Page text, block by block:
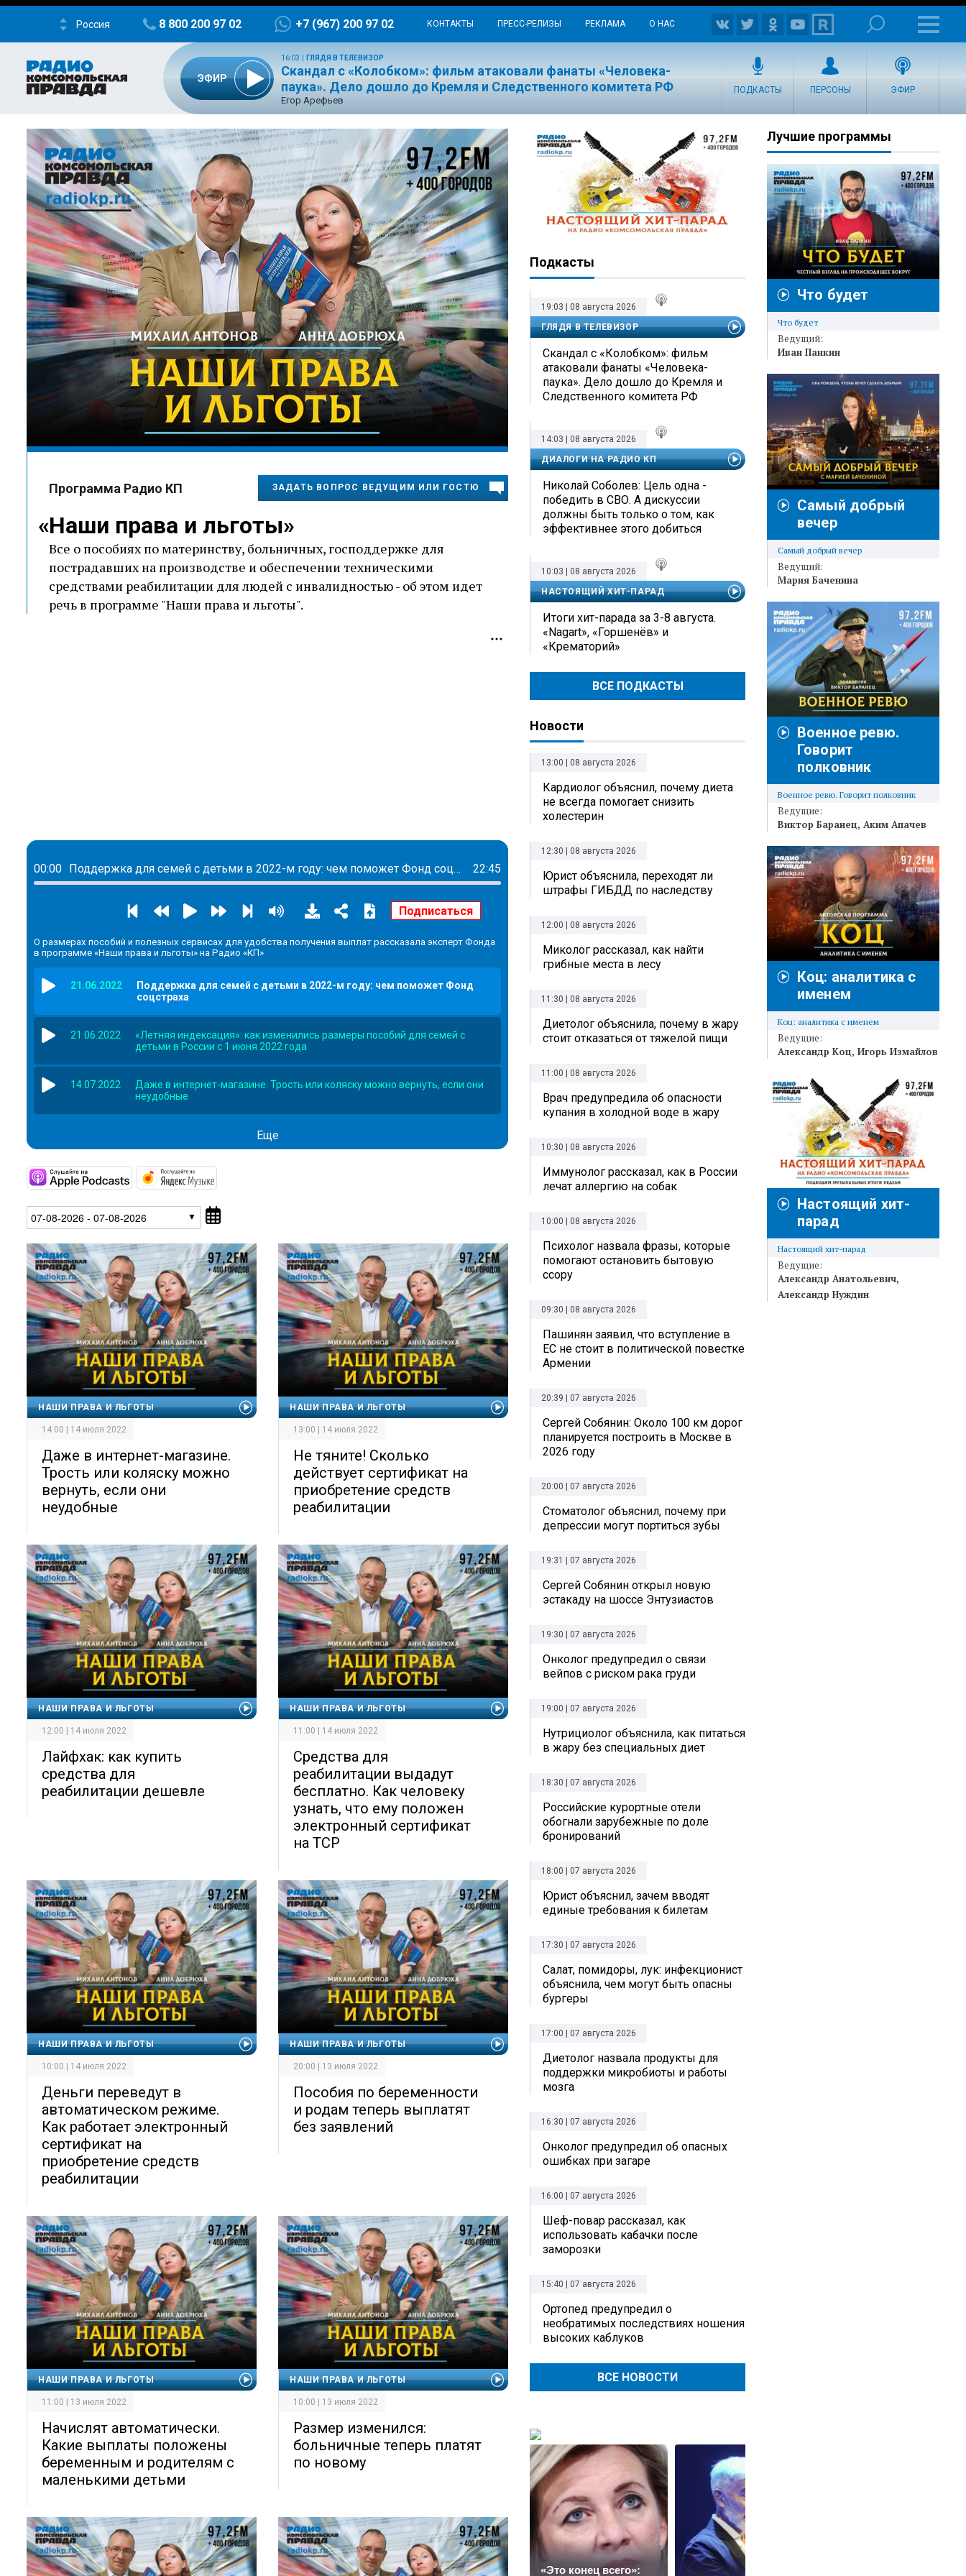
Россия 8 800 200 97 02 +7 (967) 200 97 02 КОНТАКТЫ ПРЕСС-РЕЛИЗЫ РЕКЛАМА О НАС
ЭФИР
16:03 ГЛЯДЯ В ТЕЛЕВИЗОР
Скандал с «Колобком»: фильм атаковали фанаты «Человека-
паука». Дело дошло до Кремля и Следственного комитета РФ
Егор Арефьев
ПОДКАСТЫ ПЕРСОНЫ ЭФИР
Программа Радио КП ЗАДАТЬ ВОПРОС ВЕДУЩИМ ИЛИ ГОСТЮ
Наши права и льготы
Все о пособиях по материнству, больничных, господдержке для
пострадавших на производстве и обеспечении техническими
средствами реабилитации для людей с инвалидностью - об этом идет
речь в программе "Наши права и льготы".
00:00 Поддержка для семей с детьми в 2022-м году: чем поможет Фонд соцстраха 22:45
О размерах пособий и полезных сервисах для удобства получения выплат рассказала эксперт Фонда
в программе «Наши права и льготы» на Радио «КП»
21.06.2022
Поддержка для семей с детьми в 2022-м году: чем поможет Фонд
соцстраха
21.06.2022
«Летняя индексация»: как изменились размеры пособий для семей с
детьми в России с 1 июня 2022 года
14.07.2022
Даже в интернет-магазине. Трость или коляску можно вернуть, если они
неудобные
Еще
https://podcasts.apple.com/us/podcast/наши-права-и-льготы/id1635724049
07-08-2026 - 07-08-2026
НАШИ ПРАВА И ЛЬГОТЫ
14:00 | 14 июля 2022
Даже в интернет-магазине.
Трость или коляску можно
вернуть, если они
неудобные
НАШИ ПРАВА И ЛЬГОТЫ
13:00 | 14 июля 2022
Не тяните! Сколько
действует сертификат на
приобретение средств
реабилитации
НАШИ ПРАВА И ЛЬГОТЫ
12:00 | 14 июля 2022
Лайфхак: как купить
средства для
реабилитации дешевле
НАШИ ПРАВА И ЛЬГОТЫ
11:00 | 14 июля 2022
Средства для
реабилитации выдадут
бесплатно. Как человеку
узнать, что ему положен
электронный сертификат
на ТСР
НАШИ ПРАВА И ЛЬГОТЫ
10:00 | 14 июля 2022
Деньги переведут в
автоматическом режиме.
Как работает электронный
сертификат на
приобретение средств
реабилитации
НАШИ ПРАВА И ЛЬГОТЫ
20:00 | 13 июля 2022
Пособия по беременности
и родам теперь выплатят
без заявлений
НАШИ ПРАВА И ЛЬГОТЫ
11:00 | 13 июля 2022
Начислят автоматически.
Какие выплаты положены
беременным и родителям с
маленькими детьми
НАШИ ПРАВА И ЛЬГОТЫ
10:00 | 13 июля 2022
Размер изменился:
больничные теперь платят
по новому
Подкасты
19:03 | 08 августа 2026
ГЛЯДЯ В ТЕЛЕВИЗОР
Скандал с «Колобком»: фильм
атаковали фанаты «Человека-
паука». Дело дошло до Кремля и
Следственного комитета РФ
14:03 | 08 августа 2026
ДИАЛОГИ НА РАДИО КП
Николай Соболев: Цель одна -
победить в СВО. А дискуссии
должны быть только о том, как
эффективнее этого добиться
10:03 | 08 августа 2026
НАСТОЯЩИЙ ХИТ-ПАРАД
Итоги хит-парада за 3-8 августа.
«Nagart», «Горшенёв» и
«Крематорий»
ВСЕ ПОДКАСТЫ
Новости
13:00 | 08 августа 2026
Кардиолог объяснил, почему диета
не всегда помогает снизить
холестерин
12:30 | 08 августа 2026
Юрист объяснила, переходят ли
штрафы ГИБДД по наследству
12:00 | 08 августа 2026
Миколог рассказал, как найти
грибные места в лесу
11:30 | 08 августа 2026
Диетолог объяснила, почему в жару
стоит отказаться от тяжелой пищи
11:00 | 08 августа 2026
Врач предупредила об опасности
купания в холодной воде в жару
10:30 | 08 августа 2026
Иммунолог рассказал, как в России
лечат аллергию на собак
10:00 | 08 августа 2026
Психолог назвала фразы, которые
помогают остановить бытовую
ссору
09:30 | 08 августа 2026
Пашинян заявил, что вступление в
ЕС не стоит в политической повестке
Армении
20:39 | 07 августа 2026
Сергей Собянин: Около 100 км дорог
планируется построить в Москве в
2026 году
20:00 | 07 августа 2026
Стоматолог объяснил, почему при
депрессии могут портиться зубы
19:31 | 07 августа 2026
Сергей Собянин открыл новую
эстакаду на шоссе Энтузиастов
19:30 | 07 августа 2026
Онколог предупредил о связи
вейпов с риском рака груди
19:00 | 07 августа 2026
Нутрициолог объяснила, как питаться
в жару без специальных диет
18:30 | 07 августа 2026
Российские курортные отели
обогнали зарубежные по доле
бронирований
18:00 | 07 августа 2026
Юрист объяснил, зачем вводят
единые требования к билетам
17:30 | 07 августа 2026
Салат, помидоры, лук: инфекционист
объяснила, чем могут быть опасны
бургеры
17:00 | 07 августа 2026
Диетолог назвала продукты для
поддержки микробиоты и работы
мозга
16:30 | 07 августа 2026
Онколог предупредил об опасных
ошибках при загаре
16:00 | 07 августа 2026
Шеф-повар рассказал, как
использовать кабачки после
заморозки
15:40 | 07 августа 2026
Ортопед предупредил о
необратимых последствиях ношения
высоких каблуков
ВСЕ НОВОСТИ
«Это конец всего»:
Лучшие программы
Что будет
Что будет
Ведущий:
Иван Панкин
Самый добрый
вечер
Самый добрый вечер
Ведущий:
Мария Баченина
Военное ревю.
Говорит
полковник
Военное ревю. Говорит полковник
Ведущие:
Виктор Баранец Аким Апачев
Коц: аналитика с
именем
Коц: аналитика с именем
Ведущие:
Александр Коц Игорь Измайлов
Настоящий хит-
парад
Настоящий хит-парад
Ведущие:
Александр Анатольевич
Александр Нуждин